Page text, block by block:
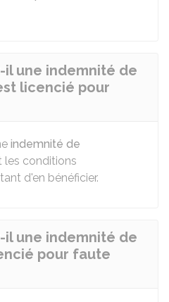
une indemnité de
licencié pour
indemnité de
les conditions
d'en bénéficier.
une indemnité de
pour faute